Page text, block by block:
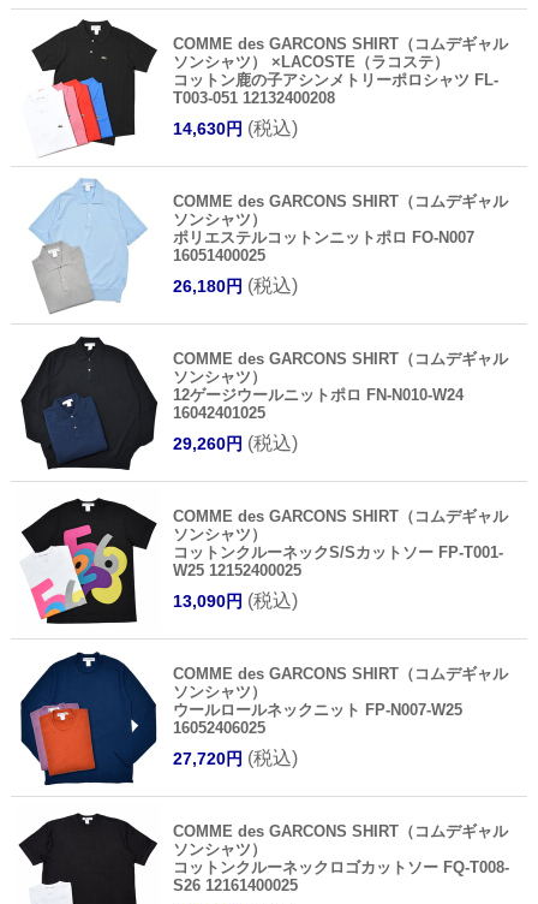
COMME des GARCONS SHIRT（コムデギャル
ソンシャツ） ×LACOSTE（ラコステ）
コットン鹿の子アシンメトリーポロシャツ FL-
T003-051 12132400208
14,630円 (税込)
COMME des GARCONS SHIRT（コムデギャル
ソンシャツ）
ポリエステルコットンニットポロ FO-N007
16051400025
26,180円 (税込)
COMME des GARCONS SHIRT（コムデギャル
ソンシャツ）
12ゲージウールニットポロ FN-N010-W24
16042401025
29,260円 (税込)
COMME des GARCONS SHIRT（コムデギャル
ソンシャツ）
コットンクルーネックS/Sカットソー FP-T001-
W25 12152400025
13,090円 (税込)
COMME des GARCONS SHIRT（コムデギャル
ソンシャツ）
ウールロールネックニット FP-N007-W25
16052406025
27,720円 (税込)
COMME des GARCONS SHIRT（コムデギャル
ソンシャツ）
コットンクルーネックロゴカットソー FQ-T008-
S26 12161400025